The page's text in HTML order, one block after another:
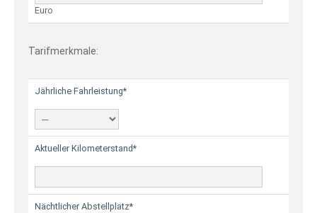
Euro
Tarifmerkmale:
Jährliche Fahrleistung*
Aktueller Kilometerstand*
Nächtlicher Abstellplatz*